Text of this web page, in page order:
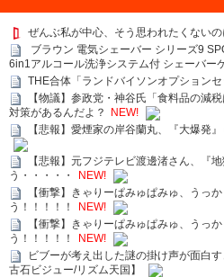
ぜんぶ私が中心、そう思われたくないの
ブラウン 電気シェーバー シリーズ9
6in1アルコール洗浄システム付 シェーバー
THE合体「ランドバイソンオプション
【物議】参政党・神谷氏「食料品の減
対策があるんだよ？
NEW!
【悲報】愛煙家の岸谷蘭丸、『大爆発
【悲報】元フジテレビ渡邊渚さん、『
う・・・・・
NEW!
【衝撃】きゃりーぱみゅぱみゅ、うっ
う！！！！！
NEW!
【衝撃】きゃりーぱみゅぱみゅ、うっ
う！！！！！
NEW!
ビブーが考え出した謎の掛け声が面白
古石ビジュー/リズム天国】